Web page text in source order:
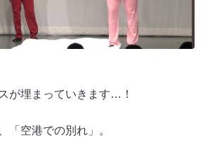
が埋まっていきます…！
「空港での別れ」。